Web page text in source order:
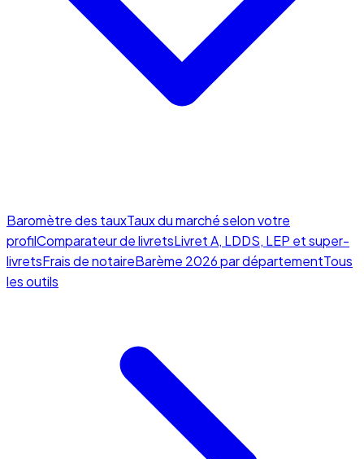
Baromètre des tauxTaux du marché selon votre
profilComparateur de livretsLivret A, LDDS, LEP et super-
livretsFrais de notaireBarème 2026 par départementTous
les outils